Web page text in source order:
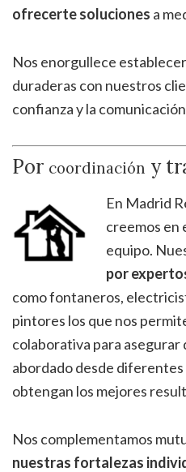
ofrecerte soluciones a
Nos enorgullece establecer
duraderas con nuestros
confianza y la
Por coordinación y
En Madrid
creemos en
equipo.
por
como fontaneros,
pintores los que nos
colaborativa para asegurar
abordado desde
obtengan los mejores
Nos complementamos
nuestras fortalezas